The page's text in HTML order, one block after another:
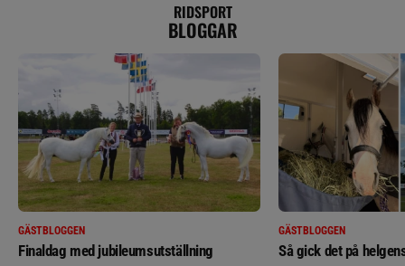
RIDSPORT
BLOGGAR
GÄSTBLOGGEN
Finaldag med jubileumsutställning
GÄSTBLOGGEN
Så gick det på